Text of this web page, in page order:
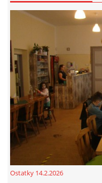
© 2026
Ostatky 14.2.2026